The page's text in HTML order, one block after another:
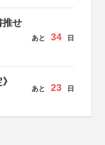
推せ
あと 34 日
あと 23 日